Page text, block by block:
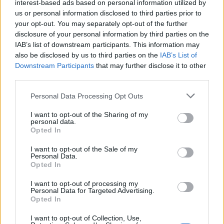
interest-based ads based on personal information utilized by
us or personal information disclosed to third parties prior to
your opt-out. You may separately opt-out of the further
disclosure of your personal information by third parties on the
IAB’s list of downstream participants. This information may
also be disclosed by us to third parties on the IAB’s List of
Downstream Participants that may further disclose it to other
Personal Data Processing Opt Outs
I want to opt-out of the Sharing of my
personal data.
Opted In
I want to opt-out of the Sale of my
Personal Data.
Opted In
I want to opt-out of processing my
Personal Data for Targeted Advertising.
Opted In
I want to opt-out of Collection, Use,
Ετικέτες :αεροδρόμιο,ακυρώσεις πτήσεων ,Βρετανία,Λονδίνο,
Πυρκαγιά,Φωτιά.
Δείτε επίσης